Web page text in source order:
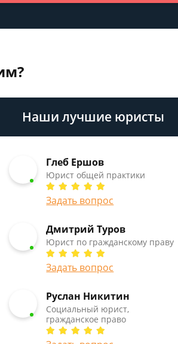
Наши лучшие юристы
Глеб Ершов
Юрист общей практики
Задать вопрос
Дмитрий Туров
Юрист по гражданскому праву
Задать вопрос
Руслан Никитин
Социальный юрист,
гражданское право